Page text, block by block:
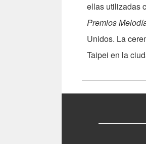
ellas utilizadas
Premios
Unidos. La
Taipei en la